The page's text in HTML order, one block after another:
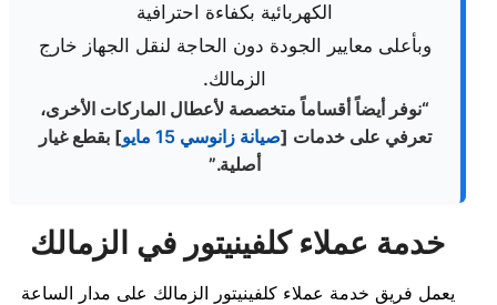
الكهربائية بكفاءة احترافية
وبأعلى معايير الجودة دون الحاجة لنقل الجهاز خارج
الزمالك.
“نوفر أيضاً أقساماً متخصصة لأعطال الماركات الأخرى،
تعرفي على خدمات [صيانة زانوسي 15 مايو
] بقطع غيار
أصلية.”
خدمة عملاء كلفينيتور في الزمالك
يعمل فريق خدمة عملاء كلفينيتور الزمالك على مدار الساعة